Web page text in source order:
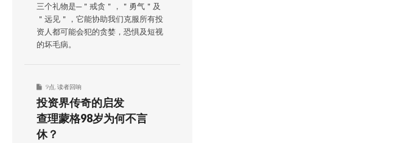
三个礼物是─＂戒贪＂，＂勇气＂及
＂远见＂，它能协助我们克服所有投
资人都可能会犯的贪婪，恐惧及短视
的坏毛病。
9点 读者回响
投资界传奇的启发
查理蒙格98岁为何不言
休？